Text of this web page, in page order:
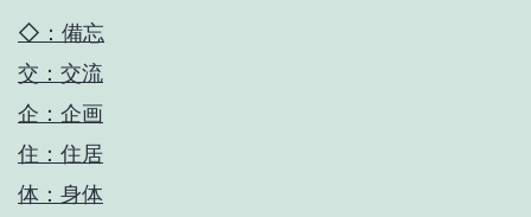
◇：備忘
交：交流
企：企画
住：住居
体：身体